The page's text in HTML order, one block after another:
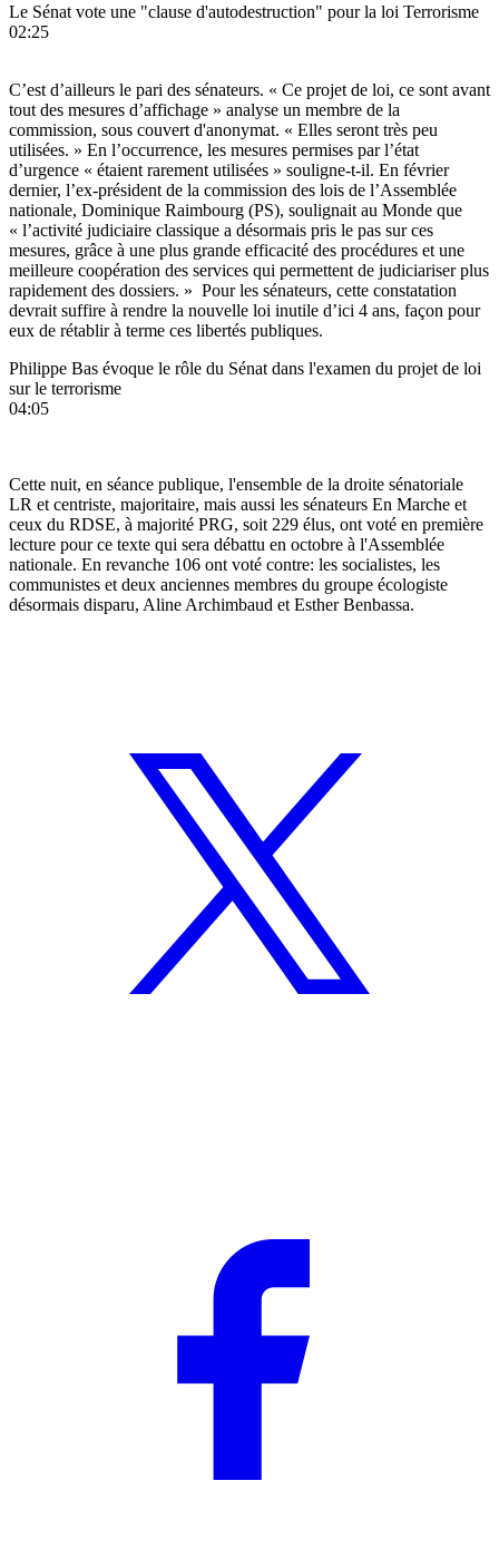
Le Sénat vote une "clause d'autodestruction" pour la loi Terrorisme
02:25
C’est d’ailleurs le pari des sénateurs. « Ce projet de loi, ce sont avant
tout des mesures d’affichage » analyse un membre de la
commission, sous couvert d'anonymat. « Elles seront très peu
utilisées. » En l’occurrence, les mesures permises par l’état
d’urgence « étaient rarement utilisées » souligne-t-il. En février
dernier, l’ex-président de la commission des lois de l’Assemblée
nationale, Dominique Raimbourg (PS), soulignait au Monde que
« l’activité judiciaire classique a désormais pris le pas sur ces
mesures, grâce à une plus grande efficacité des procédures et une
meilleure coopération des services qui permettent de judiciariser plus
rapidement des dossiers. » Pour les sénateurs, cette constatation
devrait suffire à rendre la nouvelle loi inutile d’ici 4 ans, façon pour
eux de rétablir à terme ces libertés publiques.
Philippe Bas évoque le rôle du Sénat dans l'examen du projet de loi
sur le terrorisme
04:05
Cette nuit, en séance publique, l'ensemble de la droite sénatoriale
LR et centriste, majoritaire, mais aussi les sénateurs En Marche et
ceux du RDSE, à majorité PRG, soit 229 élus, ont voté en première
lecture pour ce texte qui sera débattu en octobre à l'Assemblée
nationale. En revanche 106 ont voté contre: les socialistes, les
communistes et deux anciennes membres du groupe écologiste
désormais disparu, Aline Archimbaud et Esther Benbassa.